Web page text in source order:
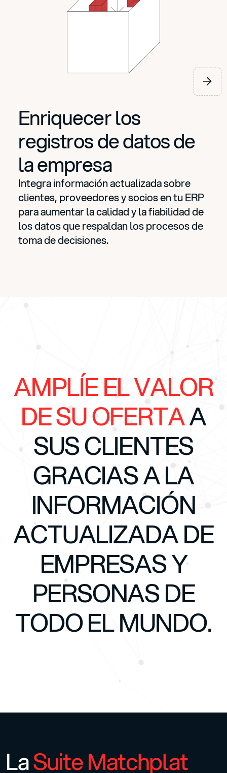
Enriquecer los
registros de datos de
la empresa
Integra información actualizada sobre
clientes, proveedores y socios en tu ERP
para aumentar la calidad y la fiabilidad de
los datos que respaldan los procesos de
toma de decisiones.
AMPLÍE EL VALOR
DE SU OFERTAA
SUS CLIENTES
GRACIAS A LA
INFORMACIÓN
ACTUALIZADA DE
EMPRESAS Y
PERSONAS DE
TODO EL MUNDO.
LaSuite Matchplat